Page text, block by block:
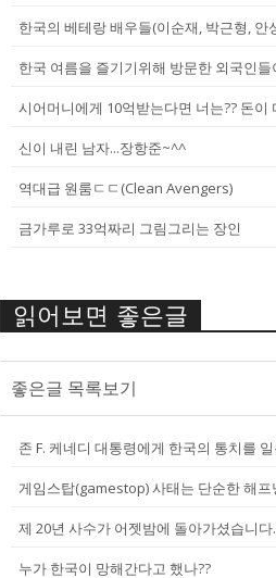
신이 내린 남자...장항준~^^
역대급 원룸ㄷㄷ(Clean Avengers)
금가루로 33억짜리 그림그리는 장인
읽어보면 좋은글
좋은글 목록보기
제 20년 사수가 어젯밤에 돌아가셨습니다.
누가 한국이 망해간다고 했나??